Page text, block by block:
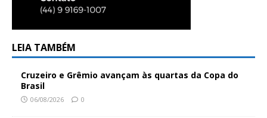
LEIA TAMBÉM
Cruzeiro e Grêmio avançam às quartas da Copa do
Brasil
06/08/2026 0